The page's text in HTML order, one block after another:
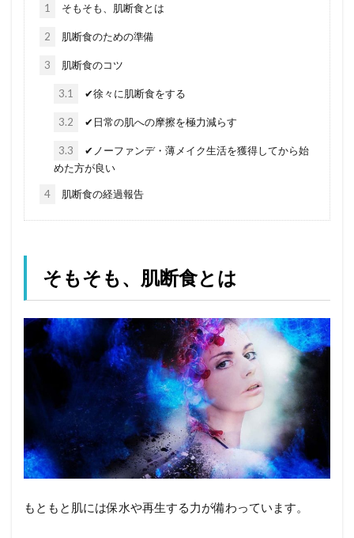
1 そもそも、肌断食とは
2 肌断食のための準備
3 肌断食のコツ
3.1 ✔︎徐々に肌断食をする
3.2 ✔︎日常の肌への摩擦を極力減らす
3.3
✔︎ノーファンデ・薄メイク生活を獲得してから始
めた方が良い
4 肌断食の経過報告
そもそも、肌断食とは
もともと肌には保水や再生する力が備わっています。